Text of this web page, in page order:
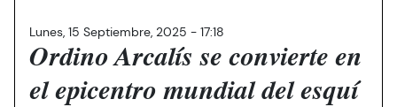
Lunes, 15 Septiembre, 2025 - 17:18
Ordino Arcalís se convierte en
el epicentro mundial del esquí